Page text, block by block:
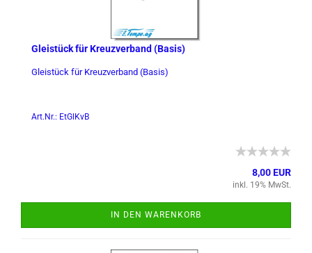
Gleistück für Kreuz­ver­band (Basis)
Gleistück für Kreuz­ver­band (Basis)
Art.Nr.: EtGlKvB
8,00 EUR
inkl. 19% MwSt.
IN DEN WARENKORB